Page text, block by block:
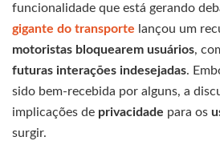
funcionalidade que está gerando
gigante do transporte lançou um
motoristas bloquearem usuários,
futuras interações indesejadas.
sido bem-recebida por alguns, a
implicações de privacidade para os
surgir.